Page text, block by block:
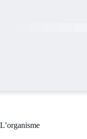
L’organisme